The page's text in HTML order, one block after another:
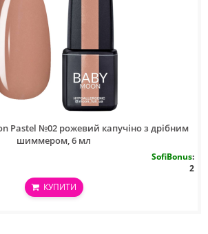
Pastel №02 рожевий капучіно з дрібним
шиммером, 6 мл
SofiBonus:
2
КУПИТИ